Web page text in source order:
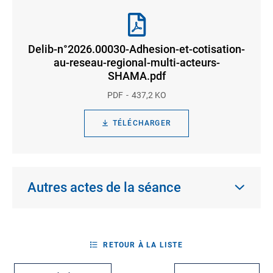
Delib-n°2026.00030-Adhesion-et-cotisation-
au-reseau-regional-multi-acteurs-
SHAMA.pdf
PDF 437,2 KO
TÉLÉCHARGER
Autres actes de la séance
RETOUR À LA LISTE